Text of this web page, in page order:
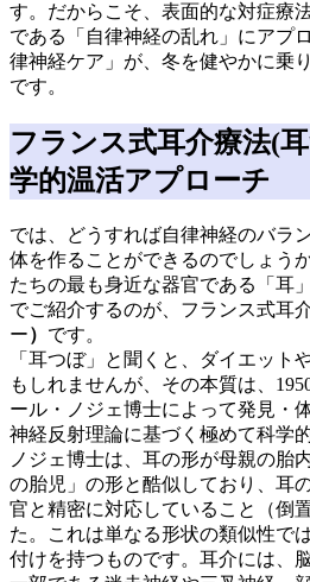
す。だからこそ、表面的な対症療
である「自律神経の乱れ」にアプ
律神経ケア」が、冬を健やかに乗
です。
フランス式耳介療法(
学的温活アプローチ
では、どうすれば自律神経のバラ
体を作ることができるのでしょう
たちの最も身近な器官である「耳
でご紹介するのが、フランス式耳
ー） です。
「耳つぼ」と聞くと、ダイエット
もしれませんが、その本質は、
ール・ノジェ博士によって発見・
神経反射理論に基づく極めて科学
ノジェ博士は、耳の形が母親の胎
の胎児」の形と酷似しており、耳
官と精密に対応していること（倒
た。これは単なる形状の類似性で
付けを持つものです。耳介には、